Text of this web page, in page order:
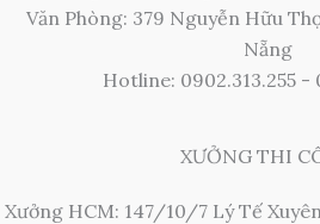
Văn Phòng: 379 Nguyễn Hữu
Nẵng
Hotline: 0902.313.255 -
XƯỞNG THI
Xưởng HCM: 147/10/7 Lý Tế